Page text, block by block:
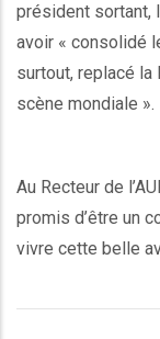
président sortant,
avoir « consolidé
surtout, replacé
scène mondiale ».
Au Recteur de
promis d’être un
vivre cette belle